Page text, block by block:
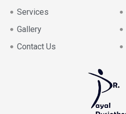
Services
Gallery
Contact Us